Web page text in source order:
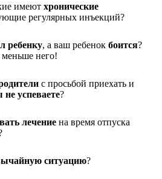
имеют хронические
регулярных инъекций?
ребенку, а ваш ребенок боится?
него!
с просьбой приехать и
не успеваете?
лечение на время отпуска
ситуацию?